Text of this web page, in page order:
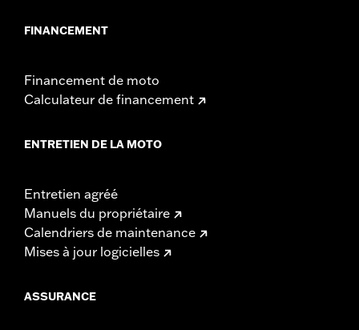
FINANCEMENT
Financement de moto
Calculateur de financement
ENTRETIEN DE LA MOTO
Entretien agréé
Manuels du propriétaire
Calendriers de maintenance
Mises à jour logicielles
ASSURANCE